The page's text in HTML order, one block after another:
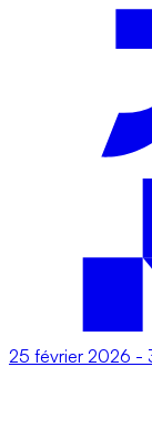
25 février 2026 -